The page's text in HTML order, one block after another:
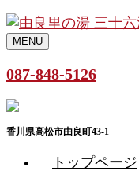
MENU
087-848-5126
香川県高松市由良町43-1
トップページ